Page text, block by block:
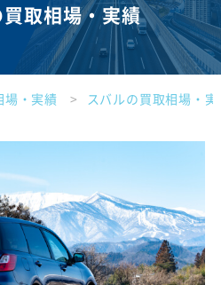
取相場・実績
場・実績 スバルの買取相場・